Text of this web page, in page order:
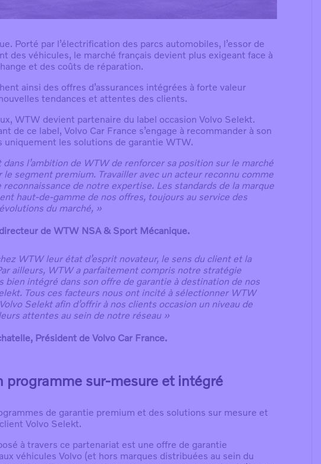
Porté par l’électrification des parcs automobiles, l’essor de
des véhicules, le marché français devient plus exigeant face à
et des coûts de réparation.
ainsi des offres d’assurances intégrées à forte valeur
tendances et attentes des clients.
WTW devient partenaire du label occasion Volvo Selekt.
de ce label, Volvo Car France s’engage à recommander à son
uniquement les solutions de garantie WTW.
dans l’ambition de WTW de renforcer sa position sur le marché
le segment premium. Travailler avec un acteur reconnu comme
reconnaissance de notre expertise. Les standards de la marque
haut-de-gamme de nos offres, toujours au service des
du marché, »
de WTW NSA & Sport Mécanique.
WTW leur état d’esprit novateur, le sens du client et la
ailleurs, WTW a parfaitement compris notre stratégie
bien intégré dans son offre de garantie à destination de nos
Tous ces facteurs nous ont incité à sélectionner WTW
Selekt afin d’offrir à nos clients occasion un niveau de
attentes au sein de notre réseau »
Président de Volvo Car France.
programme sur-mesure et intégré
de garantie premium et des solutions sur mesure et
Volvo Selekt.
à travers ce partenariat est une offre de garantie
véhicules Volvo (et hors marques distribuées au sein du